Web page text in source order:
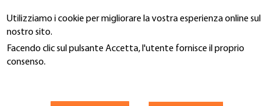
Utilizziamo i cookie per migliorare la vostra esperienza online sul
nostro sito.
Facendo clic sul pulsante Accetta, l'utente fornisce il proprio
consenso.
al
contenuto
principale
You